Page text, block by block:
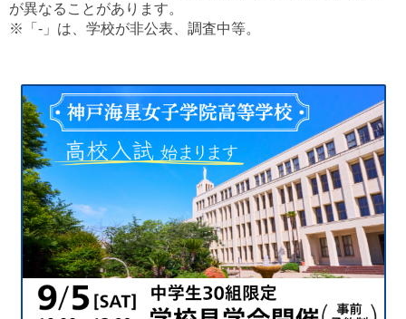
が異なることがあります。
※「-」は、学校が非公表、調査中等。